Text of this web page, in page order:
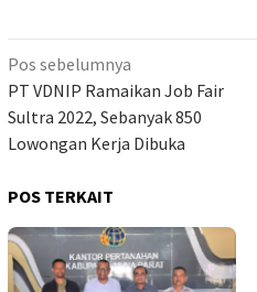
Navigasi
pos
Pos sebelumnya
PT VDNIP Ramaikan Job Fair
Sultra 2022, Sebanyak 850
Lowongan Kerja Dibuka
POS TERKAIT